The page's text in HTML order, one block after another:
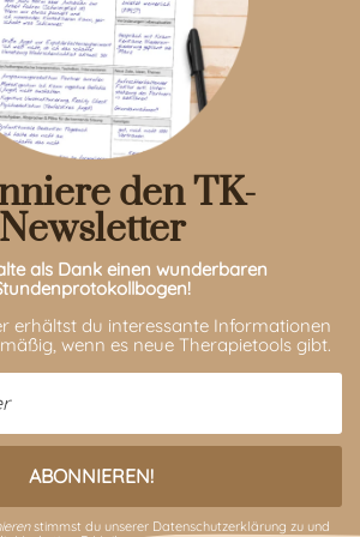
den TK-
Newsletter
als Dank einen wunderbaren
erhältst du interessante Informationen
wenn es neue Therapietools gibt.
stimmst du unserer Datenschutzerklärung zu und